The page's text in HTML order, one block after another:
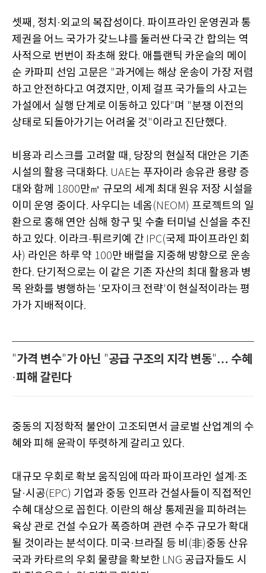
셋째 , 정치 ·외교의 복잡성이다. 파이프라인 운영권과 통
제권을 어느 국가가 갖느냐를 둘러싼 다국 간 합의는 역
사적으로 번번이 좌초해 왔다. 애틀랜틱 카운슬의 메이
순 카파피 선임 고문은 "과거에는 해상 운송이 가장 저렴
하고 안전하다고 여겼지만, 이제 걸프 국가들의 사고는
가설에서 실행 단계로 이동하고 있다"며 "분쟁 이전의
상태로 되돌아가기는 어려울 것 "이라고 진단했다.
비용과 리스크를 고려할 때 , 당장의 현실적 대안은 기존
시설의 활용 극대화다. UAE는 푸자이라 송유관 용량 증
대와 함께 1800만㎥ 규모의 세계 최대 원유 저장 시설을
이미 운영 중이다. 사우디는 네옴(NEOM) 프로젝트의 일
환으로 홍해 연안 심해 항구 및 수출 터미널 신설을 추진
하고 있다. 이라크-튀르키예 간 IPC(국제 파이프라인 회
사) 라인은 하루 약 100만 배럴을 지중해 방향으로 운송
한다. 단기적으로는 이 같은 기존 자산의 최대 활용과 병
목 완화를 병행하는 '모자이크 전략'이 현실적이라는 평
가가 지배적이다.
"가격 변수"가 아닌 "공급 구조의 지각 변동"… 수혜
·피해 갈린다
중동의 지정학적 불안이 고조되면서 글로벌 산업계의 수
혜와 피해 윤곽이 뚜렷하게 갈리고 있다.
대규모 우회로 확보 움직임에 따라 파이프라인 설계 ·조
달·시공(EPC) 기업과 중동 인프라 건설사들이 직접적인
수혜 대상으로 꼽힌다. 이란의 해상 통제권을 피하려는
육상 관로 건설 수요가 폭증하며 관련 수주 규모가 확대
될 것이라는 분석이다. 미국·브라질 등 비 (非)중동 산유
국과 카타르의 우회 물량을 확보한 LNG 공급자들도 시